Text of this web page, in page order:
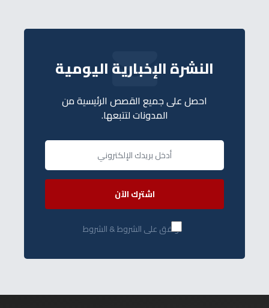
النشرة الإخبارية اليومية
احصل على جميع القصص الرئيسية من
المدونات لتتبعها.
اشترك الآن
أوافق على الشروط & الشروط